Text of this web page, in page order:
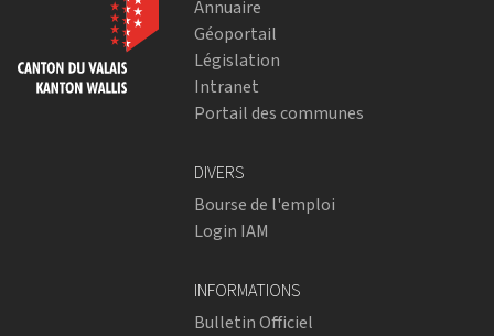
Annuaire
Géoportail
Législation
Intranet
Portail des communes
DIVERS
Bourse de l'emploi
Login IAM
INFORMATIONS
Bulletin Officiel